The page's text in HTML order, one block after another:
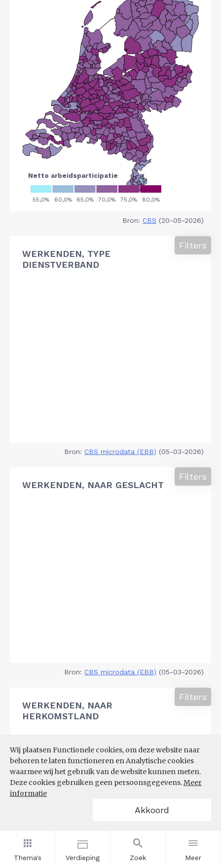
Thema's Verdieping Zoek Meer
Wij plaatsen Functionele cookies, om deze website naar
behoren te laten functioneren en Analytische cookies
waarmee wij het gebruik van de website kunnen meten.
Deze cookies gebruiken geen persoonsgegevens.Meer
informatie
Akkoord
Bron: CBS (20-05-2026)
WERKENDEN, TYPE
DIENSTVERBAND
Filters
Bron: CBS microdata (EBB) (05-03-2026)
WERKENDEN, NAAR GESLACHT
Filters
Bron: CBS microdata (EBB) (05-03-2026)
WERKENDEN, NAAR
HERKOMSTLAND
Filters